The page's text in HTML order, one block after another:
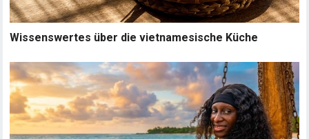
Wissenswertes über die vietnamesische Küche